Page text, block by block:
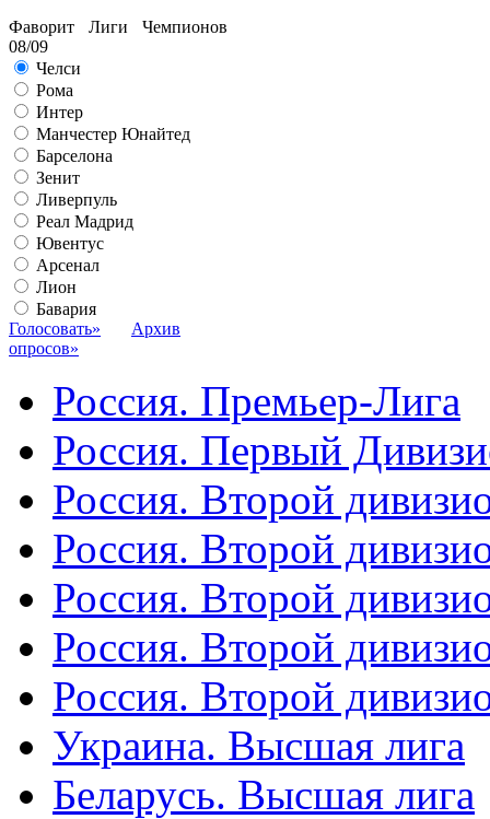
Фаворит Лиги Чемпионов
08/09
Челси
Рома
Интер
Манчестер Юнайтед
Барселона
Зенит
Ливерпуль
Реал Мадрид
Ювентус
Арсенал
Лион
Бавария
Голосовать»
Архив
опросов»
Россия. Премьер-Лига
Россия. Первый
Россия. Второй
Россия. Второй
Россия. Второй
Россия. Второй
Россия. Второй
Украина. Высшая лига
Беларусь. Высшая лига